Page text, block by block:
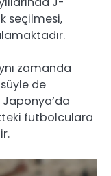
seçilmesi,
zamanda
de
Japonya’da
futbolculara